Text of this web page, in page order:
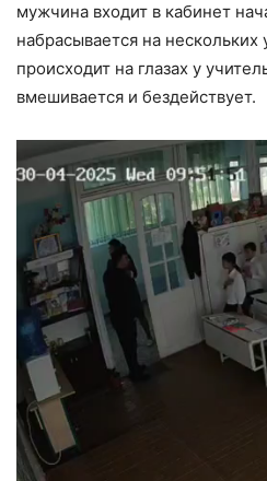
мужчина входит в кабинет
набрасывается на нескольких
происходит на глазах у
вмешивается и бездействует.